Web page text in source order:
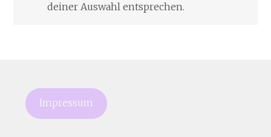
deiner Auswahl entsprechen.
Impressum